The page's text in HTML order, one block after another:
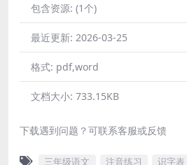
包含资源: (1个)
最近更新: 2026-03-25
格式: pdf,word
文档大小: 733.15KB
下载遇到问题？可联系客服或反馈
三年级语文 注音练习 识字表